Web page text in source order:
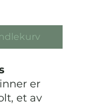
er
et av